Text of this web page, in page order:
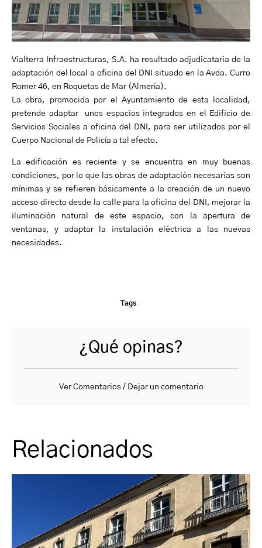
Vialterra Infraestructuras, S.A. ha resultado adjudicataria de la
adaptación del local a oficina del DNI situado en la Avda. Curro
Romer 46, en Roquetas de Mar (Almería).
La obra, promocida por el Ayuntamiento de esta localidad,
pretende adaptar unos espacios integrados en el Edificio de
Servicios Sociales a oficina del DNI, para ser utilizados por el
Cuerpo Nacional de Policía a tal efecto.
La edificación es reciente y se encuentra en muy buenas
condiciones, por lo que las obras de adaptación necesarias son
mínimas y se refieren básicamente a la creación de un nuevo
acceso directo desde la calle para la oficina del DNI, mejorar la
iluminación natural de este espacio, con la apertura de
ventanas, y adaptar la instalación eléctrica a las nuevas
necesidades.
Tags
¿Qué opinas?
Ver Comentarios / Dejar un comentario
Relacionados